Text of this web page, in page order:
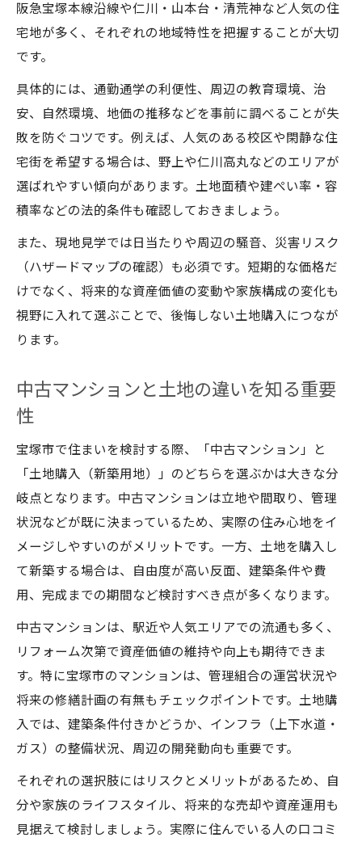
中古マンション購入時の注意点
中古戸建て選びで重視すべき条件
資産価値安定のための土地選び実践法
中古マンション活用による資産価値安定術
宝塚市中古マンションの選び方と利点
中古戸建てとマンションの比較活用法
資産価値を守る住み替え戦略の考え方
暮らしやすさ重視のマンション選び
土地と中古マンションの組み合わせ術
安心できる宝塚市の土地探しの秘訣
宝塚市で安心な中古戸建ての探し方
建築条件なし土地で広がる可能性
暮らしやすさ重視なら中古戸建ても注目
宝塚市で暮らしやすい中古戸建て選び
子育て環境にも適した戸建て活用法
中古戸建て購入時のチェックポイント
阪急宝塚本線沿線や仁川・山本台・清荒神など人気の住
宅地が多く、それぞれの地域特性を把握することが大切
です。
具体的には、通勤通学の利便性、周辺の教育環境、治
安、自然環境、地価の推移などを事前に調べることが失
敗を防ぐコツです。例えば、人気のある校区や閑静な住
宅街を希望する場合は、野上や仁川高丸などのエリアが
選ばれやすい傾向があります。土地面積や建ぺい率・容
積率などの法的条件も確認しておきましょう。
また、現地見学では日当たりや周辺の騒音、災害リスク
（ハザードマップの確認）も必須です。短期的な価格だ
けでなく、将来的な資産価値の変動や家族構成の変化も
視野に入れて選ぶことで、後悔しない土地購入につなが
ります。
中古マンションと土地の違いを知る重要
性
宝塚市で住まいを検討する際、「中古マンション」と
「土地購入（新築用地）」のどちらを選ぶかは大きな分
岐点となります。中古マンションは立地や間取り、管理
状況などが既に決まっているため、実際の住み心地をイ
メージしやすいのがメリットです。一方、土地を購入し
て新築する場合は、自由度が高い反面、建築条件や費
用、完成までの期間など検討すべき点が多くなります。
中古マンションは、駅近や人気エリアでの流通も多く、
リフォーム次第で資産価値の維持や向上も期待できま
す。特に宝塚市のマンションは、管理組合の運営状況や
将来の修繕計画の有無もチェックポイントです。土地購
入では、建築条件付きかどうか、インフラ（上下水道・
ガス）の整備状況、周辺の開発動向も重要です。
それぞれの選択肢にはリスクとメリットがあるため、自
分や家族のライフスタイル、将来的な売却や資産運用も
見据えて検討しましょう。実際に住んでいる人の口コミ